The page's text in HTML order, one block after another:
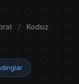
/
Kodsiz